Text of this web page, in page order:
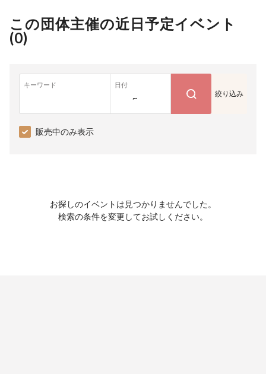
この団体主催の近日予定イベント
(0)
キーワード 日付
~ 絞り込み
販売中のみ表示
お探しのイベントは見つかりませんでした。
検索の条件を変更してお試しください。